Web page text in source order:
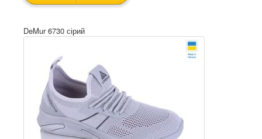
DeMur 6730 сірий